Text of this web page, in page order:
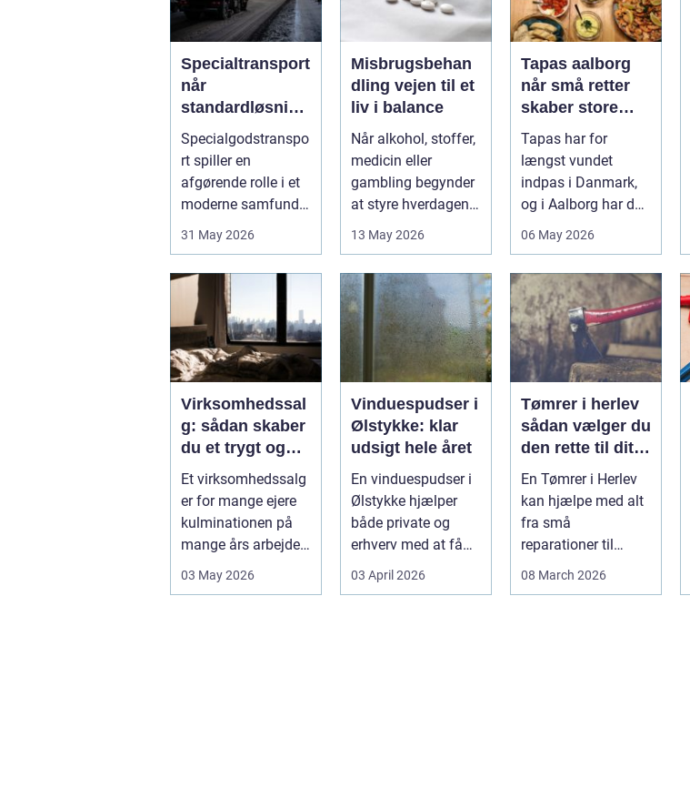
Specialtransport
når
standardløsning
er ikke rækker
Specialgodstranspo
rt spiller en
afgørende rolle i et
moderne samfund,
bliver mere sp...
31 May 2026
Misbrugsbehan
dling vejen til et
liv i balance
Når alkohol, stoffer,
medicin eller
gambling begynder
at styre hverdagen,
kun pers...
13 May 2026
Tapas aalborg
når små retter
skaber store
oplevelser
Tapas har for
længst vundet
indpas i Danmark,
og i Aalborg har de
deres helt eget li...
06 May 2026
Virksomhedssal
g: sådan skaber
du et trygt og
vellykket salg
Et virksomhedssalg
er for mange ejere
kulminationen på
mange års arbejde.
planlagt e...
03 May 2026
Vinduespudser i
Ølstykke: klar
udsigt hele året
En vinduespudser i
Ølstykke hjælper
både private og
erhverv med at få
rene ...
03 April 2026
Tømrer i herlev
sådan vælger du
den rette til dit
projekt
En Tømrer i Herlev
kan hjælpe med alt
fra små
reparationer til
større ombygninger
08 March 2026